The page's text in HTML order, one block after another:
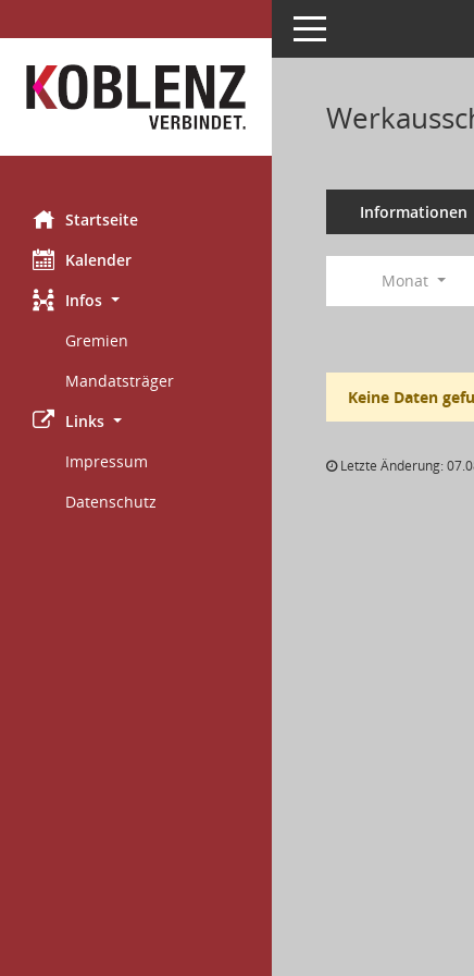
Startseite
Kalender
Infos
Gremien
Mandatsträger
Links
Impressum
Datenschutz
Toggle navigation
Informationen
Monat
Keine Daten
Letzte Änderung: